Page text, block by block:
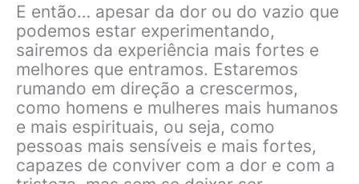
E então… apesar da dor ou do vazio que
podemos estar experimentando,
sairemos da experiência mais fortes e
melhores que entramos. Estaremos
rumando em direção a crescermos,
como homens e mulheres mais humanos
e mais espirituais, ou seja, como
pessoas mais sensíveis e mais fortes,
capazes de conviver com a dor e com a